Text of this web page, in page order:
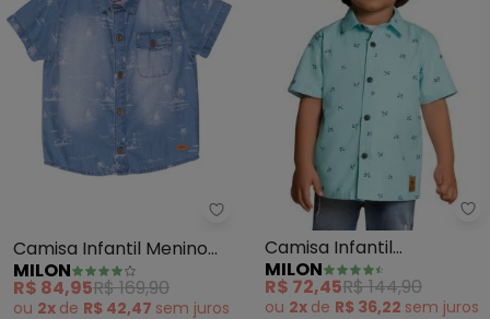
Milon - Camisa Infantil Menino
Camisa Infantil Menino
Jeans
MILON
R$ 84,95R$ 169,90
ou 2x de R$ 42,47 sem juros
Camisa Infantil
Menino(Azul)
MILON
R$ 72,45R$ 144,90
ou 2x de R$ 36,22 sem juros